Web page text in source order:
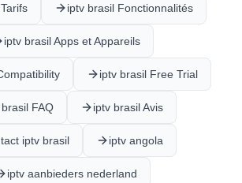
iptv brasil Fonctionnalités
iptv brasil Apps et Appareils
iptv brasil Free Trial
FAQ iptv brasil Avis
iptv brasil iptv angola
iptv aanbieders nederland